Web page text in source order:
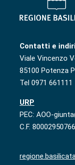
Contatti e
Viale Vincenzo
85100 Potenza
Tel 0971 661111
URP
PEC: AOO-
C.F. 80002950766